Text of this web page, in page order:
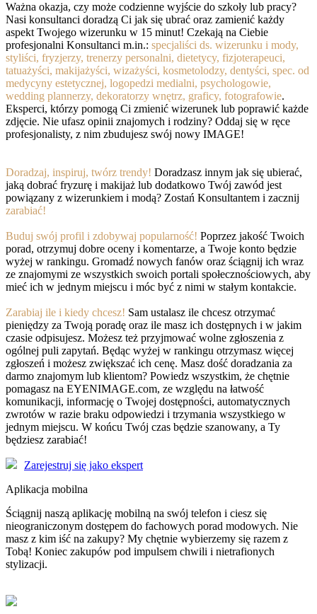
Ważna okazja, czy może codzienne wyjście do szkoły lub pracy?
Nasi konsultanci doradzą Ci jak się ubrać oraz zamienić każdy
aspekt Twojego wizerunku w 15 minut! Czekają na Ciebie
profesjonalni Konsultanci m.in.: specjaliści ds. wizerunku i mody,
styliści, fryzjerzy, trenerzy personalni, dietetycy, fizjoterapeuci,
tatuażyści, makijażyści, wizażyści, kosmetolodzy, dentyści, spec. od
medycyny estetycznej, logopedzi medialni, psychologowie,
wedding plannerzy, dekoratorzy wnętrz, graficy, fotografowie.
Eksperci, którzy pomogą Ci zmienić wizerunek lub poprawić każde
zdjęcie. Nie ufasz opinii znajomych i rodziny? Oddaj się w ręce
profesjonalisty, z nim zbudujesz swój nowy IMAGE!
Doradzaj, inspiruj, twórz trendy! Doradzasz innym jak się ubierać,
jaką dobrać fryzurę i makijaż lub dodatkowo Twój zawód jest
powiązany z wizerunkiem i modą? Zostań Konsultantem i zacznij
zarabiać!
Buduj swój profil i zdobywaj popularność! Poprzez jakość Twoich
porad, otrzymuj dobre oceny i komentarze, a Twoje konto będzie
wyżej w rankingu. Gromadź nowych fanów oraz ściągnij ich wraz
ze znajomymi ze wszystkich swoich portali społecznościowych, aby
mieć ich w jednym miejscu i móc być z nimi w stałym kontakcie.
Zarabiaj ile i kiedy chcesz! Sam ustalasz ile chcesz otrzymać
pieniędzy za Twoją poradę oraz ile masz ich dostępnych i w jakim
czasie odpisujesz. Możesz też przyjmować wolne zgłoszenia z
ogólnej puli zapytań. Będąc wyżej w rankingu otrzymasz więcej
zgłoszeń i możesz zwiększać ich cenę. Masz dość doradzania za
darmo znajomym lub klientom? Powiedz wszystkim, że chętnie
pomagasz na EYENIMAGE.com, ze względu na łatwość
komunikacji, informację o Twojej dostępności, automatycznych
zwrotów w razie braku odpowiedzi i trzymania wszystkiego w
jednym miejscu. W końcu Twój czas będzie szanowany, a Ty
będziesz zarabiać!
Zarejestruj się jako ekspert
Aplikacja mobilna
Ściągnij naszą aplikację mobilną na swój telefon i ciesz się
nieograniczonym dostępem do fachowych porad modowych. Nie
masz z kim iść na zakupy? My chętnie wybierzemy się razem z
Tobą! Koniec zakupów pod impulsem chwili i nietrafionych
stylizacji.